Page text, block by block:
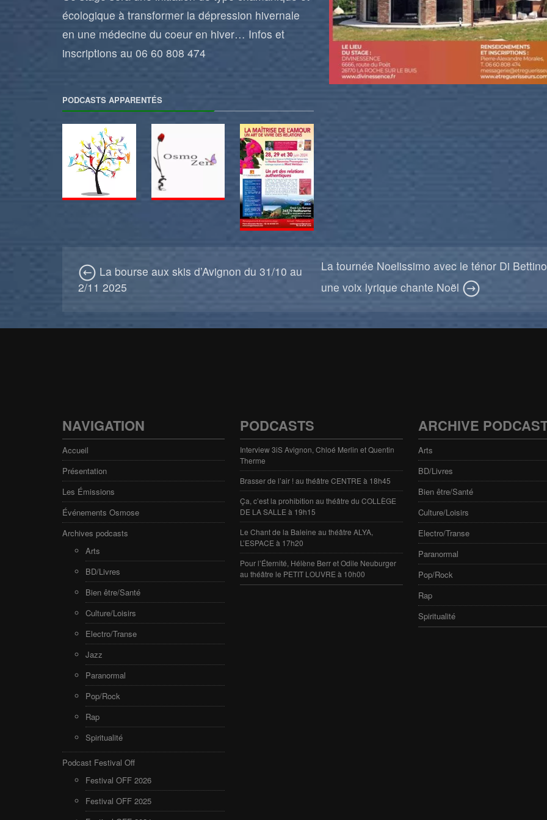
écologique à transformer la dépression hivernale
en une médecine du coeur en hiver… Infos et
inscriptions au 06 60 808 474
PODCASTS APPARENTÉS
La bourse aux skis d’Avignon du 31/10 au
2/11 2025
La tournée Noelissimo avec le ténor Di
une voix lyrique chante Noël
NAVIGATION
Accueil
Présentation
Les Émissions
Événements Osmose
Archives podcasts
Arts
BD/Livres
Bien être/Santé
Culture/Loisirs
Electro/Transe
Jazz
Paranormal
Pop/Rock
Rap
Spiritualité
Podcast Festival Off
Festival OFF 2026
Festival OFF 2025
PODCASTS
Interview 3iS Avignon, Chloé Merlin et Quentin
Therme
Brasser de l’air ! au théâtre CENTRE à 18h45
Ça, c’est la prohibition au théâtre du COLLÈGE
DE LA SALLE à 19h15
Le Chant de la Baleine au théâtre ALYA,
L’ESPACE à 17h20
Pour l’Éternité, Hélène Berr et Odile Neuburger
au théâtre le PETIT LOUVRE à 10h00
ARCHIVE
Arts
BD/Livres
Bien être/Santé
Culture/Loisirs
Electro/Transe
Paranormal
Pop/Rock
Rap
Spiritualité